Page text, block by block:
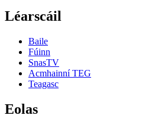
Léarscáil
Baile
Fúinn
SnasTV
Acmhainní TEG
Teagasc
Eolas